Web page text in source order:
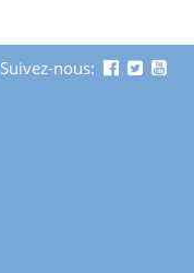
Suivez-nous: